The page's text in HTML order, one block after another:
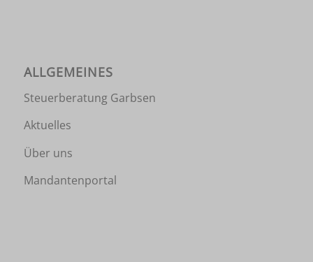
ALLGEMEINES
Steuerberatung Garbsen
Aktuelles
Über uns
Mandantenportal